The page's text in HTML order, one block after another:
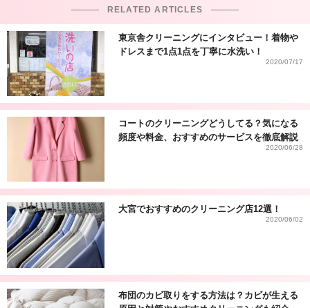
RELATED ARTICLES
東京舎クリーニングにインタビュー！着物や
ドレスまで1点1点を丁寧に水洗い！
2020/07/17
コートのクリーニングどうしてる？気になる
頻度や料金、おすすめのサービスを徹底解説
2020/06/28
大宮でおすすめのクリーニング店12選！
2020/06/02
布団のカビ取りをする方法は？カビが生える